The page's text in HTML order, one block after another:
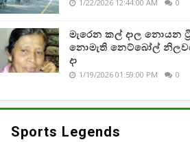
1/22/2026 12:44:00 AM 0
මැරෙන කල් දාල නොයන
නොමැති නෙට්බෝල්
දා
1/19/2026 01:59:00 PM 0
Sports Legends